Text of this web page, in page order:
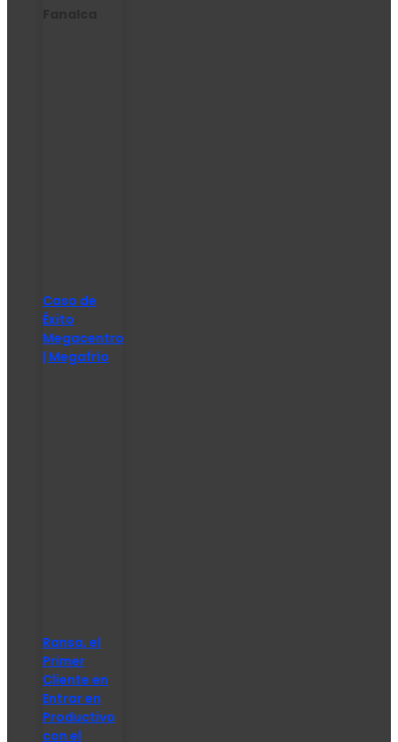
Caso de
Éxito
Megacentro
| Megafrío
Ransa, el
Primer
Cliente en
Entrar en
Productivo
con el